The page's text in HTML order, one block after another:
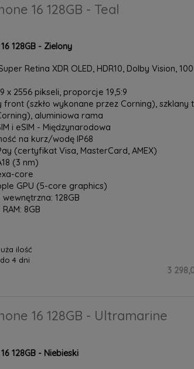
16 128GB - Teal
128GB - Zielony
Retina XDR OLED, HDR10, Dolby Vision,
x 2556 pikseli, proporcje 19,5:9
front (szkło wykonane przez Corning), szklany
aluminiowa rama
i eSIM - Międzynarodowa
na kurz/wodę IP68
(certyfikat Visa, MasterCard, AMEX)
(3 nm)
core
GPU (5-core graphics)
wewnętrzna: 128GB
8GB
ilość
4 dni
3
16 128GB - Ultramarine
128GB - Niebieski